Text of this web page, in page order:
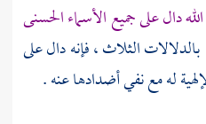
دال على جميع الأسماء الحسنى
بالدلالات الثلاث ، فإنه دال على
له مع نفي أضدادها عنه .